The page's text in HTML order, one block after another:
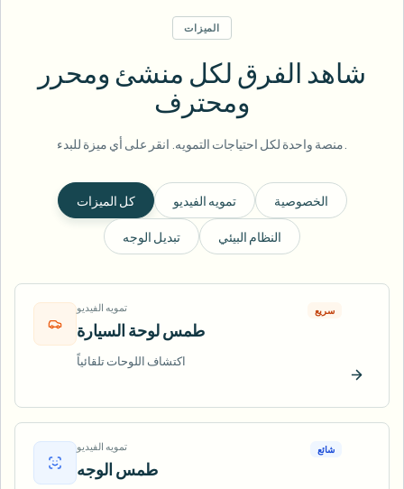
الميزات
شاهد الفرق لكل منشئ ومحرر
ومحترف
كل الميزات تمويه الفيديو الخصوصية
تبديل الوجه النظام البيئي
تمويه الفيديو
طمس لوحة السيارة
سريع
اكتشاف اللوحات تلقائياً
الآن
تمويه الفيديو
طمس الوجه
شائع